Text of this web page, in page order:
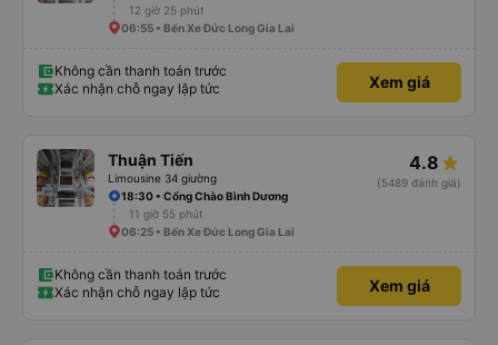
12 giờ 25 phút
06:55 • Bến Xe Đức Long Gia Lai
Không cần thanh toán trước
Xác nhận chỗ ngay lập tức
Xem giá
Thuận Tiến
Limousine 34 giường
4.8
(5489 đánh giá)
18:30 • Cổng Chào Bình Dương
11 giờ 55 phút
06:25 • Bến Xe Đức Long Gia Lai
Không cần thanh toán trước
Xác nhận chỗ ngay lập tức
Xem giá